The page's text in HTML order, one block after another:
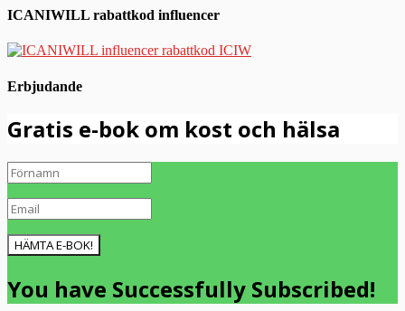
ICANIWILL rabattkod influencer
Erbjudande
Gratis e-bok om kost och hälsa
HÄMTA E-BOK!
You have Successfully Subscribed!